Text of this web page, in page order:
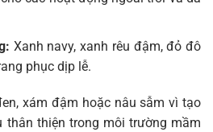
Xanh navy, xanh rêu đậm, đỏ đô
phục dịp lễ.
xám đậm hoặc nâu sẫm vì tạo
thân thiện trong môi trường mầm